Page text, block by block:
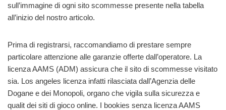
sull’immagine di ogni sito scommesse presente nella tabella
all’inizio del nostro articolo.
Prima di registrarsi, raccomandiamo di prestare sempre
particolare attenzione alle garanzie offerte dall’operatore. La
licenza AAMS (ADM) assicura che il sito di scommesse visitato
sia. Los angeles licenza infatti rilasciata dall’Agenzia delle
Dogane e dei Monopoli, organo che vigila sulla sicurezza e
qualit dei siti di gioco online. I bookies senza licenza AAMS